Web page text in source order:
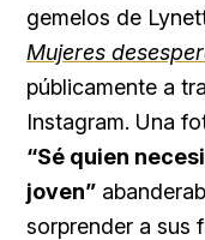
gemelos de
Mujeres
públicamente a
Instagram. Una
“Sé quien
joven”
sorprender a sus